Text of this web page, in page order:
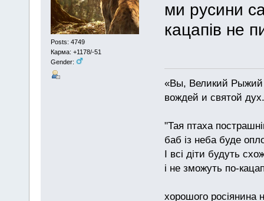
Posts: 4749
Карма: +1178/-51
Gender:
ми русини
кацапів не
«Вы, Великий Рыжий
вождей и святой
"Тая птаха
баб із неба буде
І всі діти будуть
і не зможуть по-
хорошого росіянина